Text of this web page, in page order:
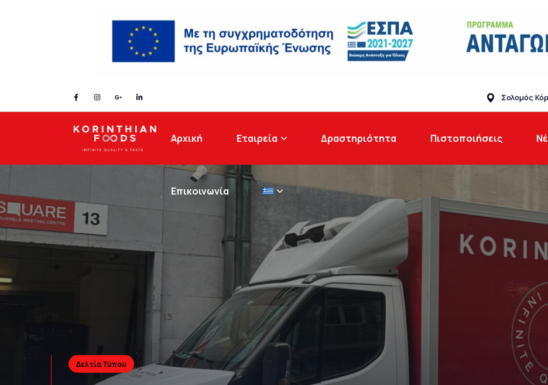
Σολομός
Αρχική Εταιρεία Δραστηριότητα Πιστοποιήσεις
Επικοινωνία
Gallery Επικοινωνία
Δελτία Τύπου